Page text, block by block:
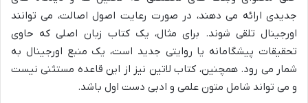
جدیدی ارائه می دهند، در صورت رعایت اصول اصالت، می توانند
اورجینال تلقی شوند. برای مثال، یک کتاب زبان اصلی که حاوی
تحقیقات پیشگامانه یا روایتی جدید است، یک منبع اورجینال به
شمار می رود. همچنین، کتاب لاتین نیز از این قاعده مستثنی نیست
و می تواند شامل متون علمی و ادبی دست اول باشد.